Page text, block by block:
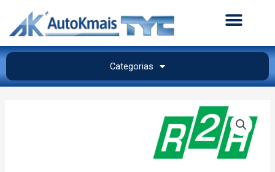
Categorias